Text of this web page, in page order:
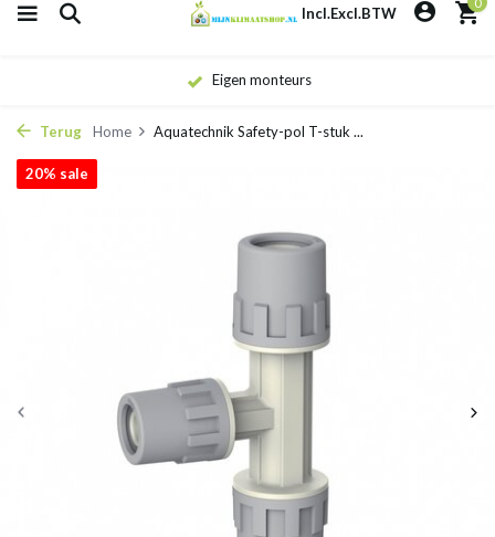
Incl.Excl.BTW
Eigen monteurs
Terug Home Aquatechnik Safety-pol T-stuk ...
20% sale